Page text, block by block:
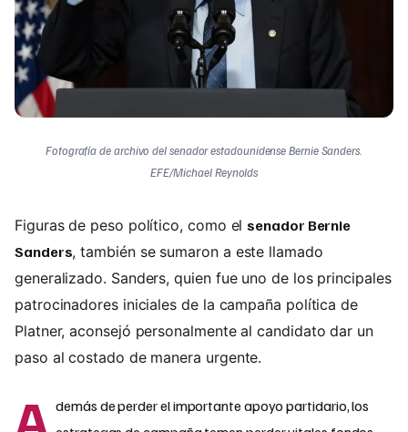
Fotografía de archivo del senador estadounidense Bernie Sanders.
EFE/Michael Reynolds
Figuras de peso político, como elsenador Bernie
Sanders, también se sumaron a este llamado
generalizado. Sanders, quien fue uno de los principales
patrocinadores iniciales de la campaña política de
Platner, aconsejó personalmente al candidato dar un
paso al costado de manera urgente.
demás de perder el importante apoyo partidario, los